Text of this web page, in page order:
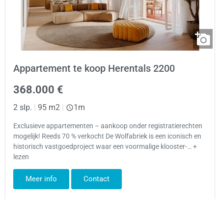
Appartement te koop Herentals 2200
368.000 €
2 slp. 95 m2 1m
Exclusieve appartementen – aankoop onder registratierechten
mogelijk! Reeds 70 % verkocht De Wolfabriek is een iconisch en
historisch vastgoedproject waar een voormalige klooster-… +
lezen
Meer info Contact